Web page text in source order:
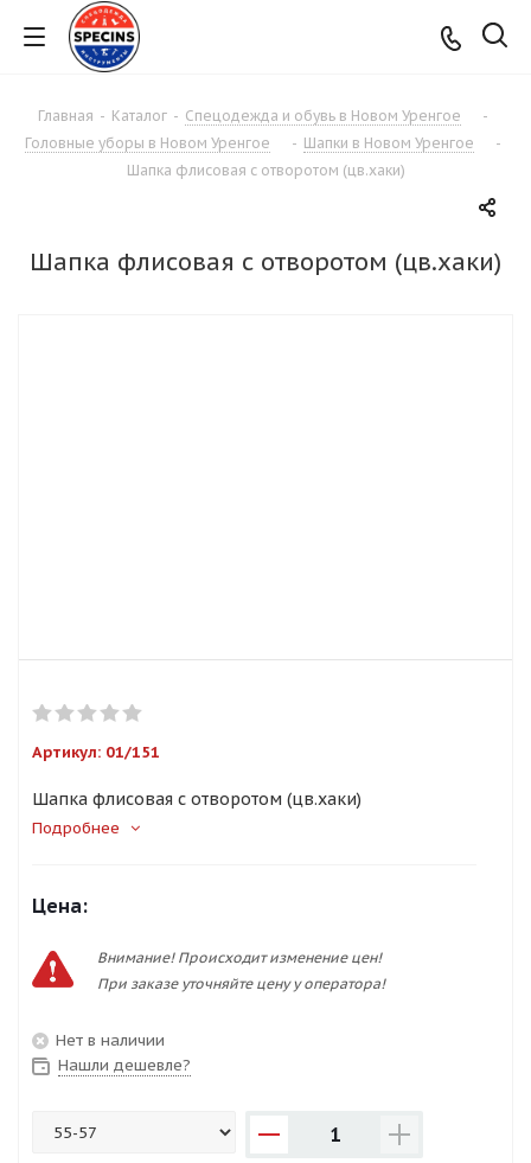
Главная - Каталог - Спецодежда и обувь в Новом Уренгое
-
Головные уборы в Новом Уренгое
- Шапки в Новом Уренгое
-
Шапка флисовая с отворотом (цв.хаки)
Шапка флисовая с отворотом (цв.хаки)
Артикул: 01/151
Шапка флисовая с отворотом (цв.хаки)
Подробнее
Цена:
Внимание! Происходит изменение цен!
При заказе уточняйте цену у оператора!
Нет в наличии
Нашли дешевле?
1